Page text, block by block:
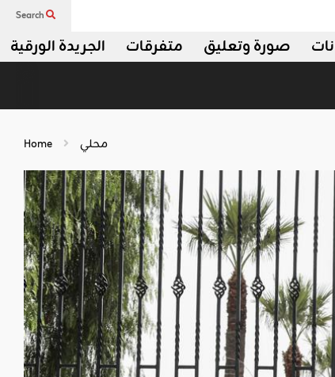
Search
الجريدة الورقية متفرقات صورة وتعليق
Home محلي